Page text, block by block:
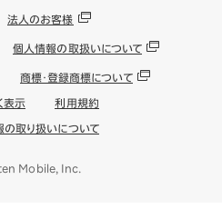
法人のお客様
個人情報の取扱いについて
商標・登録商標について
表示 利用規約
取り扱いについて
Mobile, Inc.